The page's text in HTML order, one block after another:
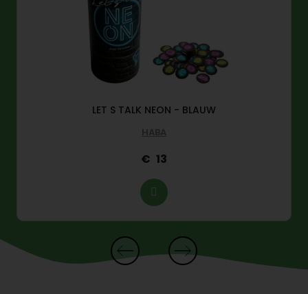
LET S TALK NEON - BLAUW
HABA
13